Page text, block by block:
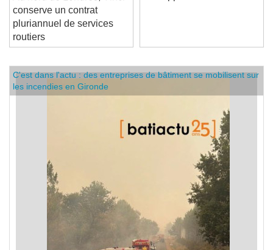
Au nord de Londres, Vinci
conserve un contrat
pluriannuel de services
routiers
C'est dans l'actu : des entreprises de bâtiment se mobilisent sur
les incendies en Gironde